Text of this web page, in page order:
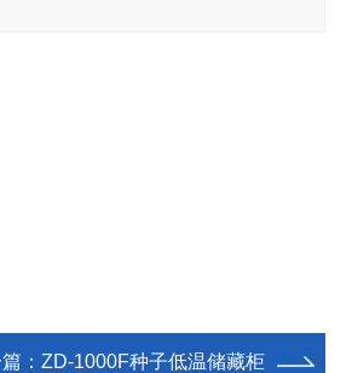
： ZD-1000F种子低温储藏柜